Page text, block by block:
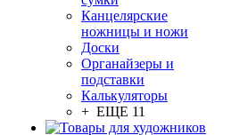
Канцелярские
ножницы и ножи
Доски
Органайзеры и
подставки
Калькуляторы
+ ЕЩЕ 11